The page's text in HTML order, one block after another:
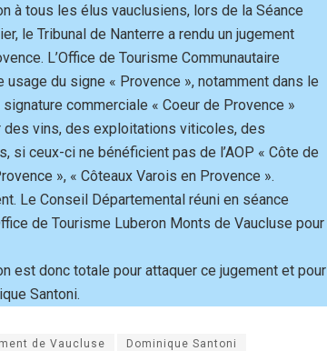
à tous les élus vauclusiens, lors de la Séance
le Tribunal de Nanterre a rendu un jugement
L’Office de Tourisme Communautaire
du signe « Provence », notamment dans le
commerciale « Coeur de Provence »
vins, des exploitations viticoles, des
ceux-ci ne bénéficient pas de l’AOP « Côte de
», « Côteaux Varois en Provence ».
Le Conseil Départemental réuni en séance
de Tourisme Luberon Monts de Vaucluse pour
est donc totale pour attaquer ce jugement et pour
Santoni.
de Vaucluse Dominique Santoni